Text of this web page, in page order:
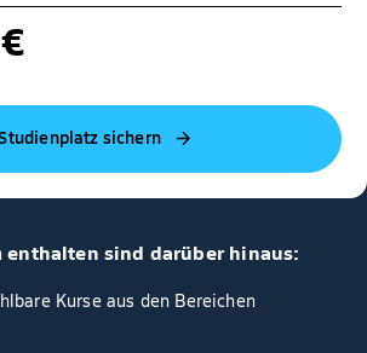
sichern
enthalten sind darüber hinaus:
Kurse aus den Bereichen